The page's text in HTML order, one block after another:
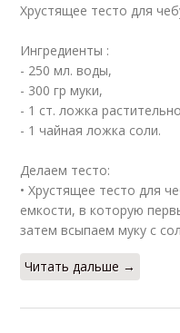
Хрустящее тесто для
Ингредиенты :
- 250 мл. воды,
- 300 гр муки,
- 1 ст. ложка
- 1 чайная ложка соли.
Делаем тесто:
• Хрустящее тесто для
емкости, в которую
затем всыпаем муку с
Читать дальше →